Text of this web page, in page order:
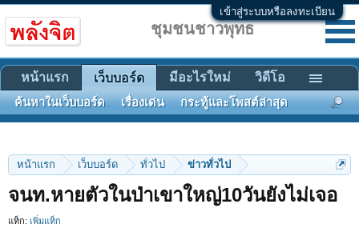
เข้าสู่ระบบหรือลงทะเบียน
หน้าแรก เว็บบอร์ด ทั่วไป ข่าวทั่วไป
จนท.หายตัวในป่าเขาใหญ่10วันยังไม่เจอ
แท็ก: เพิ่มแท็ก
ชุมชนชาวพุทธ
หน้าแรก เว็บบอร์ด
ค้นหาในเว็บบอร์ด เรื่องเด่น กระทู้และโพสต์ล่าสุด
มีอะไรใหม่ วิดีโอ